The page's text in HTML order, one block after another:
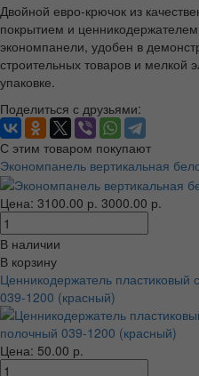
Двойной евро-крючок из
покрытием и
экономпанели, удобен в
строительных товаров и мелкой
упаковке.
Поделиться с друзьями:
С этим товаром покупают
Экономпанель вертикальная
Цена: 3100.00 р. 3000.00 р.
В наличии
В корзину
Ценникодержатель
039-1200 (красный)
Цена: 50.00 р.